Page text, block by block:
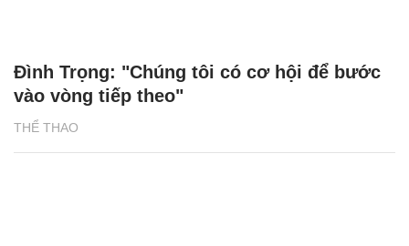
THỂ THAO
Đình Trọng: "Chúng tôi có cơ hội để bước
vào vòng tiếp theo"